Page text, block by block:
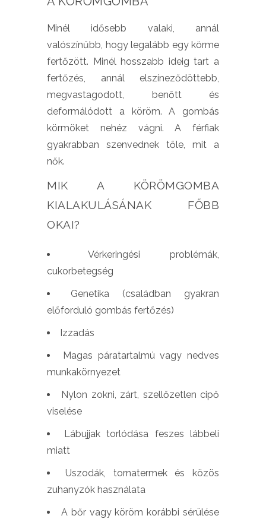
Minél idősebb valaki, annál
valószínűbb, hogy legalább egy körme
fertőzött. Minél hosszabb ideig tart a
fertőzés, annál elszíneződöttebb,
megvastagodott, benőtt és
deformálódott a köröm. A gombás
körmöket nehéz vágni. A férfiak
gyakrabban szenvednek tőle, mit a
nők.
MIK A KÖRÖMGOMBA
KIALAKULÁSÁNAK FŐBB
OKAI?
Vérkeringési problémák,
cukorbetegség
Genetika (családban gyakran
előforduló gombás fertőzés)
Izzadás
Magas páratartalmú vagy nedves
munkakörnyezet
Nylon zokni, zárt, szellőzetlen cipő
viselése
Lábujjak torlódása feszes lábbeli
miatt
Uszodák, tornatermek és közös
zuhanyzók használata
A bőr vagy köröm korábbi sérülése